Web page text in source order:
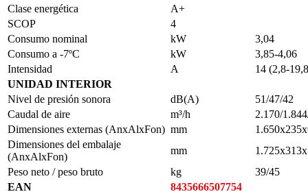
Clase energética
A+
SCOP
4
Consumo nominal
kW
3,04
Consumo a -7ºC
kW
3,85-4,06
Intensidad
A
14 (2,8-
UNIDAD INTERIOR
Nivel de presión sonora
dB(A)
51/47/42
Caudal de aire
m³/h
2.170/
Dimensiones externas (AnxAlxFon) mm
Dimensiones del embalaje
(AnxAlxFon)
mm
Peso neto / peso bruto
kg
39/45
EAN
8435666507754